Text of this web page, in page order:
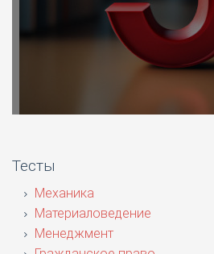
Тесты
Механика
Материаловедение
Менеджмент